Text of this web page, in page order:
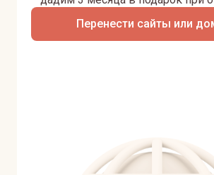
Перенести сайты или